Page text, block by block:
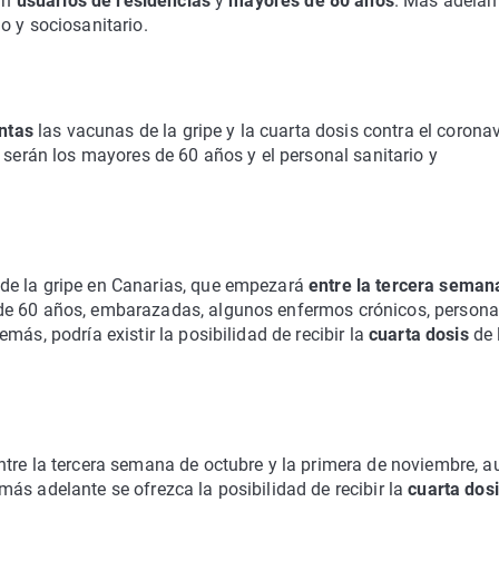
y sociosanitario.
las vacunas de la gripe y la cuarta dosis contra el
los mayores de 60 años y el personal sanitario y
la gripe en Canarias, que empezaráentre la tercera
60 años, embarazadas, algunos enfermos crónicos,
podría existir la posibilidad de recibir lacuarta dosisde
la tercera semana de octubre y la primera de noviembre,
adelante se ofrezca la posibilidad de recibir lacuarta